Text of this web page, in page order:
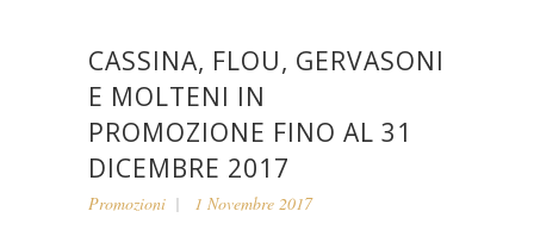
CASSINA, FLOU, GERVASONI
E MOLTENI IN
PROMOZIONE FINO AL 31
DICEMBRE 2017
Promozioni 1 Novembre 2017